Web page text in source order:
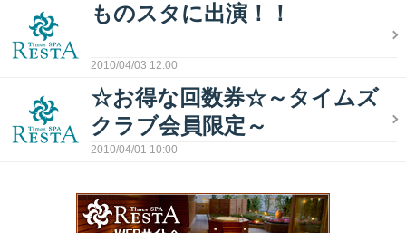
ものスタに出演！！
2010/04/03 12:00
☆お得な回数券☆～タイムズ
クラブ会員限定～
2010/04/01 10:00